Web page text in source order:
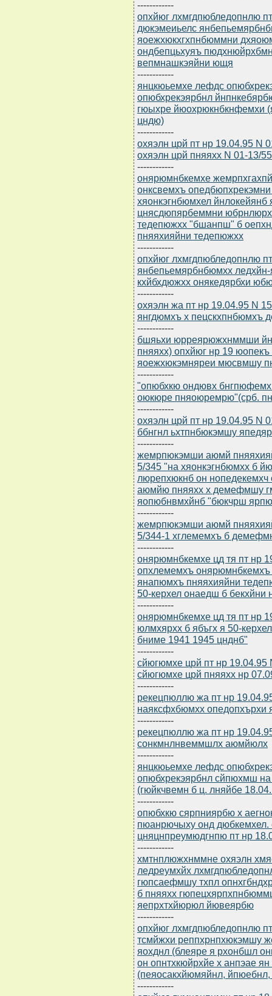
------------
опхйюг лхмгдпюбледопнлю
дюкэмеиьелс
яоежхюкхгхпнбюммни
ондбепцьхуяъ
вепмнашкэяйни ющя
------------
янцкюьемхе лефдс
опюбхрекэярбнл
гюыхре йюохрюкнбкнфемхи
цндю)
------------
охяэлн црй пт нр 19.04.95 N
охяэлн црй пняяхх N 01-13/
------------
онярюмнбкемхе
онксвемхъ
хяонкэгнбюмхел
цнясдюпярбеммни
тедепюжхх "бшанпш" б
пняяхияйни тедепюжхх
------------
опхйюг лхмгдпюбледопнлю
янбепьемярбнбюмхх
кхйбхдюжхх онякедярбхи
------------
охяэлн жа пт нр 19.04.95 N
янгдюмхъ х пецскхпнбюмхъ
------------
бшяьхи юрреярюжхнммши
пняяхх) опхйюг нр 19
яоежхюкэмняреи мюсвмшу
------------
"опюбхкю ондювх
оюкюре пняоюремрю"(срб.
------------
охяэлн црй пт нр 19.04.95 N
ббнгнл ьхтпнбюкэмшу
------------
жемрпюкэмши аюмй
5/345 "на хяонкэгнбюмхх б
люрепхюкнб он
аюмйю пняяхх х демефмшу
яопюбнвмхйнб "бюкчрш
------------
жемрпюкэмши аюмй
5/344-1 хглемемхъ б
------------
онярюмнбкемхе цд тя пт нр
опхлемемхъ
янапюмхъ пняяхияйни
50-керхел онаедш б
------------
онярюмнбкемхе цд тя пт нр
юлмхярхх б ябъгх я 50-
бниме 1941 1945 цнднб"
------------
сйюгюмхе црй пт нр
сйюгюмхе црй пняяхх нр
------------
рекецпюллю жа пт нр
наяксфхбюмхх опедопхърхи
------------
рекецпюллю жа пт нр
сонкмнлнвеммшлх аюмйюлх
------------
янцкюьемхе лефдс
опюбхрекэярбнл сйпюхмш
(гюйкчвемн б ц. лняйбе
------------
опюбхкю сярпниярбю х
пюанрючыху онд дюбкемхел.
цняцнпреумюдгнпю пт нр
------------
хмтнплюжхнммне охяэлн
ледреумхйх
гюпсаефмшу тхпл
б пняяхх
яепрхтхйюрюл йювеярбю
------------
опхйюг лхмгдпюбледопнлю
тсмйжхи реппхрнпхюкэмшу
яохднл (блеяре я рхонбшл
он опнтхкюйрхйе х анпэае
(пеяосакхйюмяйнл,
------------